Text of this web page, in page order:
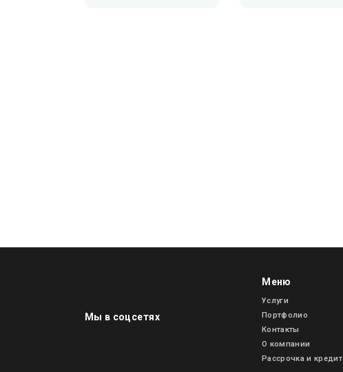
Мы в соцсетях
Меню
Услуги
Портфолио
Контакты
О компании
Рассрочка и кредит